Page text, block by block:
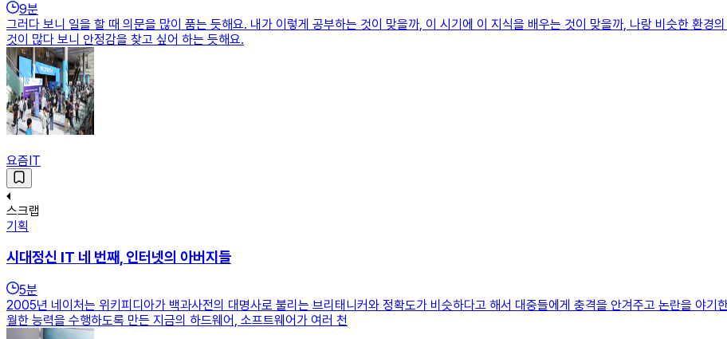
9분
그러다 보니 일을 할 때 의문을 많이 품는 듯해요. 내가 이렇게 공부하는 것이 맞을까, 이 시기에 이 지식을 배우는 것이 맞을까, 나랑 비슷한 환경
것이 많다 보니 안정감을 찾고 싶어 하는 듯해요.
요즘IT
스크랩
기획
시대정신 IT 네 번째, 인터넷의 아버지들
5분
2005년 네이처는 위키피디아가 백과사전의 대명사로 불리는 브리태니커와 정확도가 비슷하다고 해서 대중들에게 충격을 안겨주고 논란을 야기
월한 능력을 수행하도록 만든 지금의 하드웨어, 소프트웨어가 여러 천